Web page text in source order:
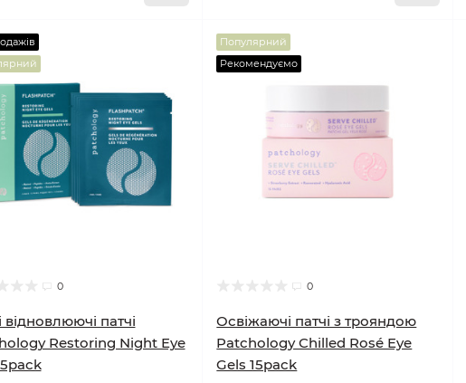
0
відновлюючі патчі
Restoring Night Eye
Популярний
Рекомендуємо
0
Освіжаючі патчі з трояндою
Patchology Chilled Rosé Eye
Gels 15pack